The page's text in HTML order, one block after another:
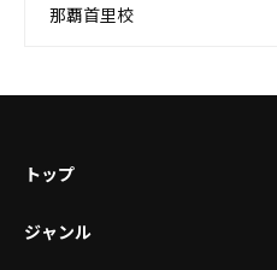
那覇首里校
トップ
ジャンル